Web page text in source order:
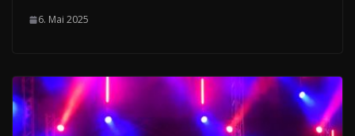
6. Mai 2025